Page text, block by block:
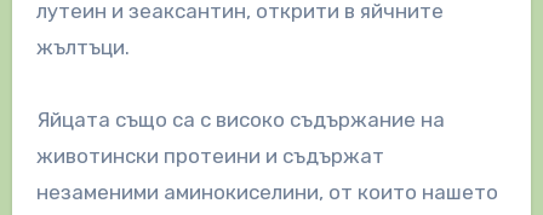
лутеин и зеаксантин, открити в яйчните
жълтъци.
Яйцата също са с високо съдържание на
животински протеини и съдържат
незаменими аминокиселини, от които нашето